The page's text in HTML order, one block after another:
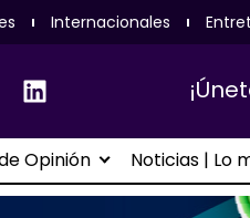
Internacionales
Opinión Noticias | Lo